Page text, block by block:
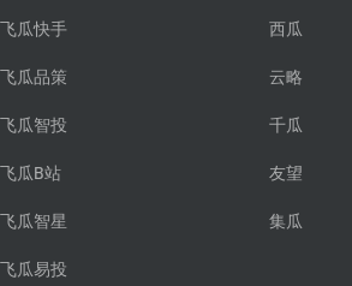
飞瓜快手
飞瓜品策
飞瓜智投
飞瓜B站
飞瓜智星
飞瓜易投
西瓜
云略
千瓜
友望
集瓜